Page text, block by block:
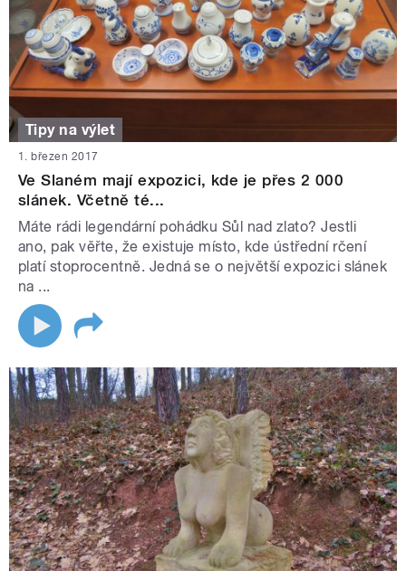
Tipy na výlet
1. březen 2017
Ve Slaném mají expozici, kde je přes 2 000
slánek. Včetně té...
Máte rádi legendární pohádku Sůl nad zlato? Jestli
ano, pak věřte, že existuje místo, kde ústřední rčení
platí stoprocentně. Jedná se o největší expozici slánek
na ...